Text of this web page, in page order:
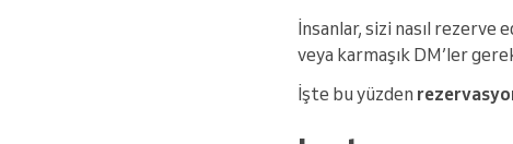
İnsanlar, sizi nasıl rezerve
veya karmaşık DM’ler
İşte bu yüzden